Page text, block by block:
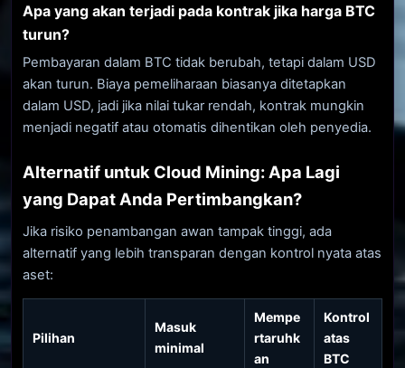
Apa yang akan terjadi pada kontrak jika harga BTC
turun?
Pembayaran dalam BTC tidak berubah, tetapi dalam USD
akan turun. Biaya pemeliharaan biasanya ditetapkan
dalam USD, jadi jika nilai tukar rendah, kontrak mungkin
menjadi negatif atau otomatis dihentikan oleh penyedia.
Alternatif untuk Cloud Mining: Apa Lagi
yang Dapat Anda Pertimbangkan?
Jika risiko penambangan awan tampak tinggi, ada
alternatif yang lebih transparan dengan kontrol nyata atas
aset:
Pilihan
Masuk
minimal
Mempe
rtaruhk
an
Kontrol
atas
BTC